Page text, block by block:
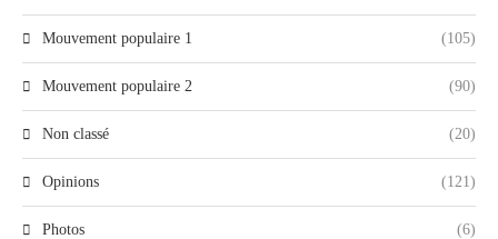
Mouvement populaire 1 (105)
Mouvement populaire 2 (90)
Non classé (20)
Opinions (121)
Photos (6)